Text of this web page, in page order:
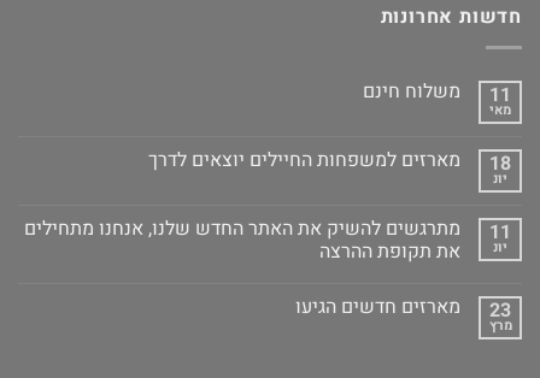
חדשות אחרונות
11
מאי
משלוח חינם
18
יונ
מארזים למשפחות החיילים יוצאים לדרך
11
יונ
מתרגשים להשיק את האתר החדש שלנו, אנחנו מתחילים
את תקופת ההרצה
23
מרץ
מארזים חדשים הגיעו